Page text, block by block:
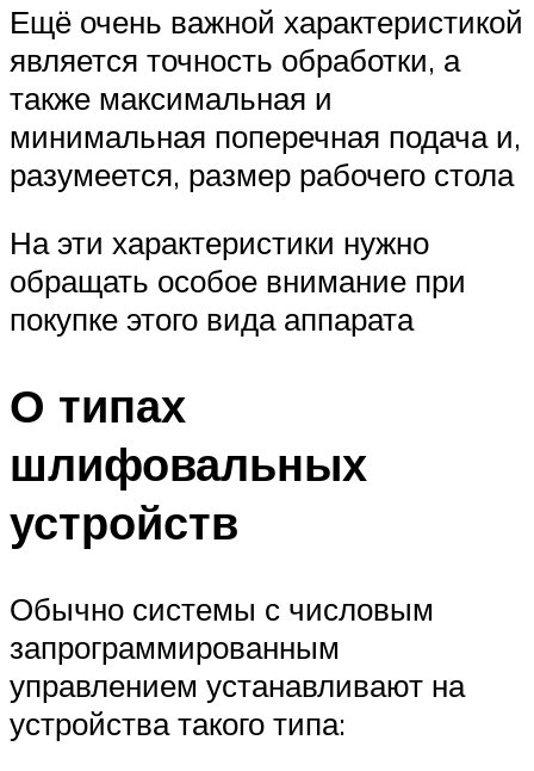
Ещё очень важной характеристикой
является точность обработки, а
также максимальная и
минимальная поперечная подача и,
разумеется, размер рабочего стола
На эти характеристики нужно
обращать особое внимание при
покупке этого вида аппарата
О типах
шлифовальных
устройств
Обычно системы с числовым
запрограммированным
управлением устанавливают на
устройства такого типа: